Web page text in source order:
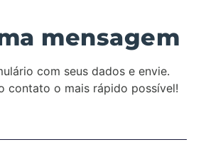
mensagem
com seus dados e envie.
contato o mais rápido possível!